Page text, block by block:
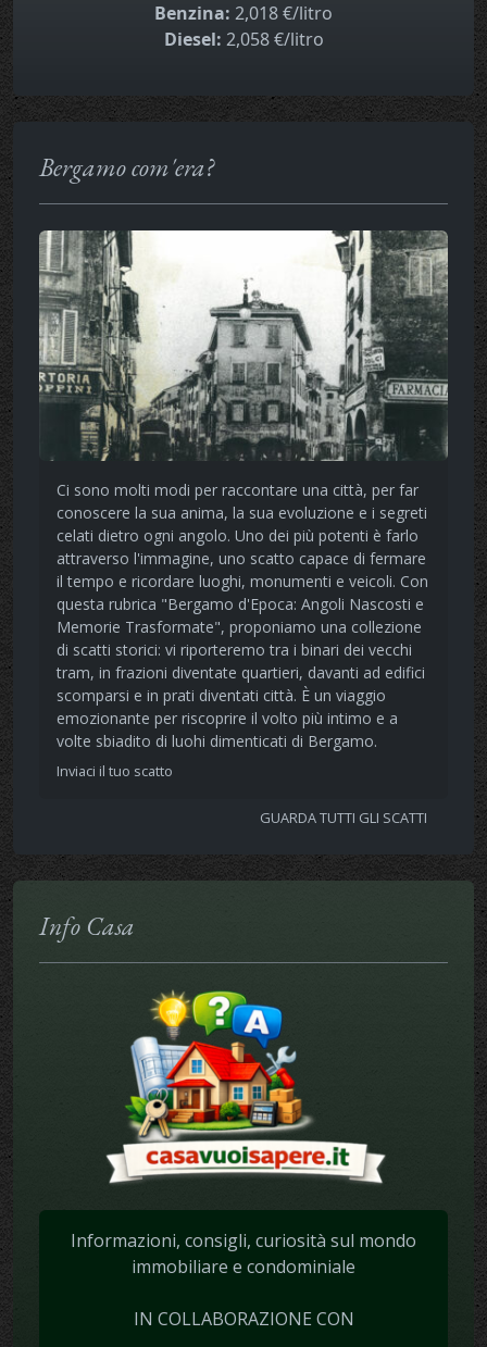
Benzina: 2,018 €/litro
Diesel: 2,058 €/litro
Bergamo com'era?
Ci sono molti modi per raccontare una città, per far
conoscere la sua anima, la sua evoluzione e i segreti
celati dietro ogni angolo. Uno dei più potenti è farlo
attraverso l'immagine, uno scatto capace di fermare
il tempo e ricordare luoghi, monumenti e veicoli. Con
questa rubrica "Bergamo d'Epoca: Angoli Nascosti e
Memorie Trasformate", proponiamo una collezione
di scatti storici: vi riporteremo tra i binari dei vecchi
tram, in frazioni diventate quartieri, davanti ad edifici
scomparsi e in prati diventati città. È un viaggio
emozionante per riscoprire il volto più intimo e a
volte sbiadito di luohi dimenticati di Bergamo.
Inviaci il tuo scatto
GUARDA TUTTI GLI SCATTI
Info Casa
Informazioni, consigli, curiosità sul mondo
immobiliare e condominiale
IN COLLABORAZIONE CON